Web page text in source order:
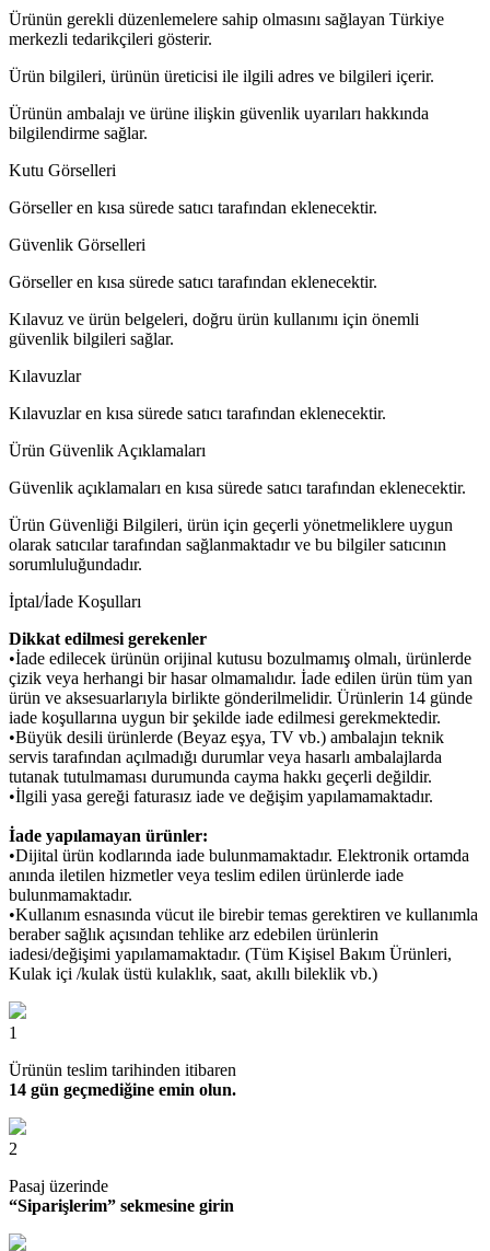
Ürünün gerekli düzenlemelere sahip olmasını sağlayan Türkiye
merkezli tedarikçileri gösterir.
Ürün bilgileri, ürünün üreticisi ile ilgili adres ve bilgileri içerir.
Ürünün ambalajı ve ürüne ilişkin güvenlik uyarıları hakkında
bilgilendirme sağlar.
Kutu Görselleri
Görseller en kısa sürede satıcı tarafından eklenecektir.
Güvenlik Görselleri
Görseller en kısa sürede satıcı tarafından eklenecektir.
Kılavuz ve ürün belgeleri, doğru ürün kullanımı için önemli
güvenlik bilgileri sağlar.
Kılavuzlar
Kılavuzlar en kısa sürede satıcı tarafından eklenecektir.
Ürün Güvenlik Açıklamaları
Güvenlik açıklamaları en kısa sürede satıcı tarafından eklenecektir.
Ürün Güvenliği Bilgileri, ürün için geçerli yönetmeliklere uygun
olarak satıcılar tarafından sağlanmaktadır ve bu bilgiler satıcının
sorumluluğundadır.
İptal/İade Koşulları
Dikkat edilmesi gerekenler
•İade edilecek ürünün orijinal kutusu bozulmamış olmalı, ürünlerde
çizik veya herhangi bir hasar olmamalıdır. İade edilen ürün tüm yan
ürün ve aksesuarlarıyla birlikte gönderilmelidir. Ürünlerin 14 günde
iade koşullarına uygun bir şekilde iade edilmesi gerekmektedir.
•Büyük desili ürünlerde (Beyaz eşya, TV vb.) ambalajın teknik
servis tarafından açılmadığı durumlar veya hasarlı ambalajlarda
tutanak tutulmaması durumunda cayma hakkı geçerli değildir.
•İlgili yasa gereği faturasız iade ve değişim yapılamamaktadır.
İade yapılamayan ürünler:
•Dijital ürün kodlarında iade bulunmamaktadır. Elektronik ortamda
anında iletilen hizmetler veya teslim edilen ürünlerde iade
bulunmamaktadır.
•Kullanım esnasında vücut ile birebir temas gerektiren ve kullanımla
beraber sağlık açısından tehlike arz edebilen ürünlerin
iadesi/değişimi yapılamamaktadır. (Tüm Kişisel Bakım Ürünleri,
Kulak içi /kulak üstü kulaklık, saat, akıllı bileklik vb.)
1
Ürünün teslim tarihinden itibaren
14 gün geçmediğine emin olun.
2
Pasaj üzerinde
“Siparişlerim” sekmesine girin